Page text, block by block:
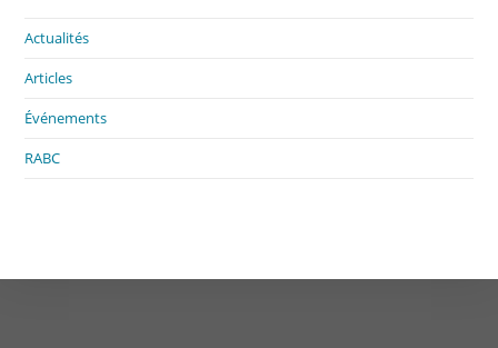
Actualités
Articles
Événements
RABC